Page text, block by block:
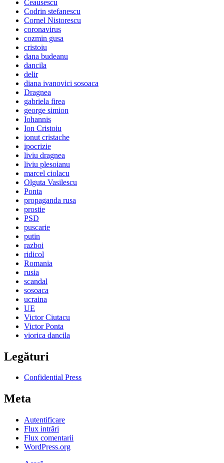
Ceausescu
Codrin stefanescu
Cornel Nistorescu
coronavirus
cozmin gusa
cristoiu
dana budeanu
dancila
delir
diana ivanovici sosoaca
Dragnea
gabriela firea
george simion
Iohannis
Ion Cristoiu
ionut cristache
ipocrizie
liviu dragnea
liviu plesoianu
marcel ciolacu
Olguta Vasilescu
Ponta
propaganda rusa
prostie
PSD
puscarie
putin
razboi
ridicol
Romania
rusia
scandal
sosoaca
ucraina
UE
Victor Ciutacu
Victor Ponta
viorica dancila
Legături
Confidential Press
Meta
Autentificare
Flux intrări
Flux comentarii
WordPress.org